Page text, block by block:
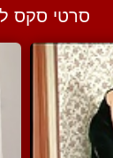
סרטי סקס